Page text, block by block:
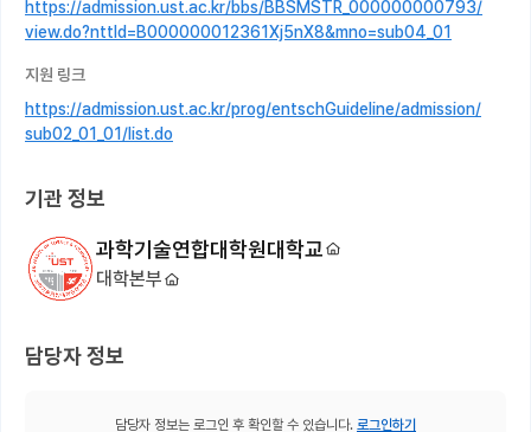
https://admission.ust.ac.kr/bbs/BBSMSTR_000000000793/
view.do?nttId=B000000012361Xj5nX8&mno=sub04_01
지원 링크
https://admission.ust.ac.kr/prog/entschGuideline/admission/
sub02_01_01/list.do
기관 정보
과학기술연합대학원대학교
대학본부
담당자 정보
담당자 정보는 로그인 후 확인할 수 있습니다. 로그인하기